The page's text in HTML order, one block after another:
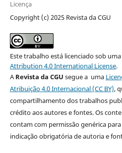
Licença
Copyright (c) 2025 Revista da CGU
Este trabalho está licenciado sob
Attribution 4.0 International License.
ARevista da CGU segue a uma
Atribuição 4.0 Internacional (CC BY),
compartilhamento dos trabalhos
crédito aos autores e fontes. Os
contam com permissão genérica
indicação obrigatória de autoria e